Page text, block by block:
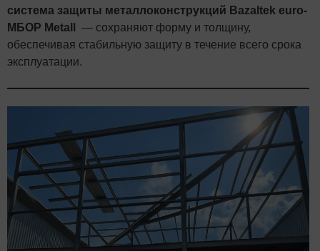
система защиты металлоконструкций Bazaltek euro-
МБОР Metall
— сохраняют форму и толщину,
обеспечивая стабильную защиту в течение всего срока
эксплуатации.